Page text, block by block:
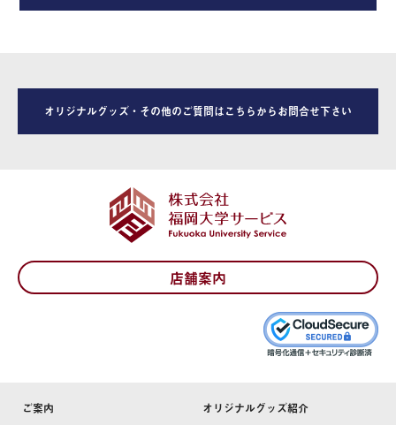
オリジナルグッズ・その他のご質問はこちらからお問合せ下さい
店舗案内
ご案内 オリジナルグッズ紹介